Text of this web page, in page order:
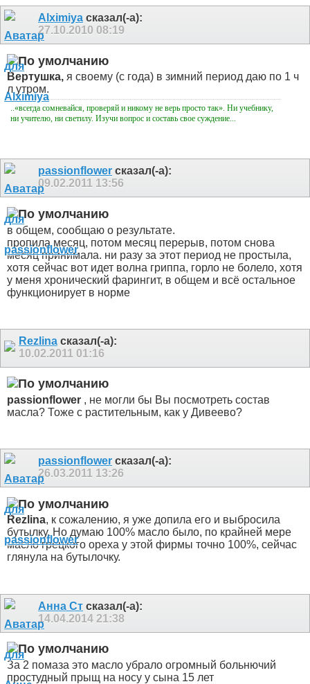
Alximiya сказал(-а):
27.10.2010 08:19
Вертушка, я своему (с года) в зимний период даю по 1 ч
л утром.
..«всегда сомневайся, проверяй и никому не верь просто так». Ни учебнику,
ни учителю, ни светилу. Изучи вопрос и составь свое суждение...
passionflower сказал(-а):
09.02.2011 13:56
в общем, сообщаю о результате.
пропила месяц, потом месяц перерыв, потом снова
месяц принимала. ни разу за этот период не простыла,
хотя сейчас вот идет волна гриппа, горло не болело, хотя
у меня хронический фарингит, в общем и всё остальное
функционирует в норме
Rezlina сказал(-а):
10.02.2011 01:16
passionflower , не могли бы Вы посмотреть состав
масла? Тоже с растительным, как у Дивеево?
passionflower сказал(-а):
26.03.2011 13:26
Rezlina, к сожалению, я уже допила его и выбросила
бутылку. Но думаю 100% масло было, по крайней мере
масло грецкого ореха у этой фирмы точно 100%, сейчас
глянула на бутылочку.
Анна Ст сказал(-а):
14.04.2014 21:38
За 2 помаза это масло убрало огромный больнючий
простудный прыщ на носу у сына 15 лет